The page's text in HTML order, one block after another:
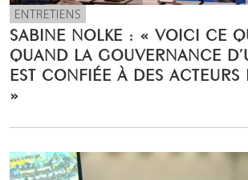
ENTRETIENS
SABINE NOLKE : « VOICI CE
QUAND LA GOUVERNANCE
EST CONFIÉE À DES ACTEURS
»